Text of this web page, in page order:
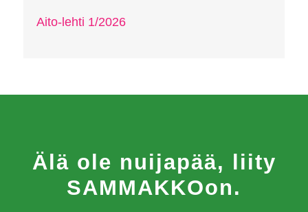
Aito-lehti 1/2026
Älä ole nuijapää, liity
SAMMAKKOon.